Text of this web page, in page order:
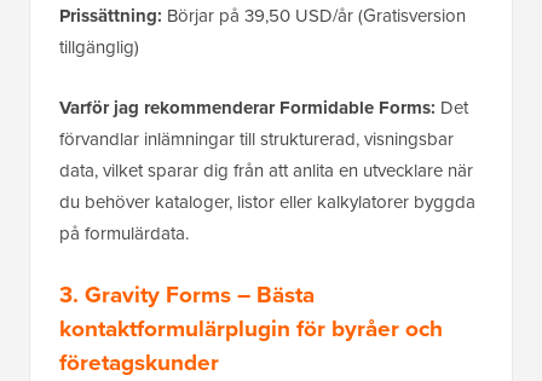
Prissättning: Börjar på 39,50 USD/år (Gratisversion
tillgänglig)
Varför jag rekommenderar Formidable Forms: Det
förvandlar inlämningar till strukturerad, visningsbar
data, vilket sparar dig från att anlita en utvecklare när
du behöver kataloger, listor eller kalkylatorer byggda
på formulärdata.
3. Gravity Forms – Bästa
kontaktformulärplugin för byråer och
företagskunder